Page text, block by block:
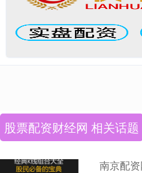
股票配资财经网 相关话题
南京配